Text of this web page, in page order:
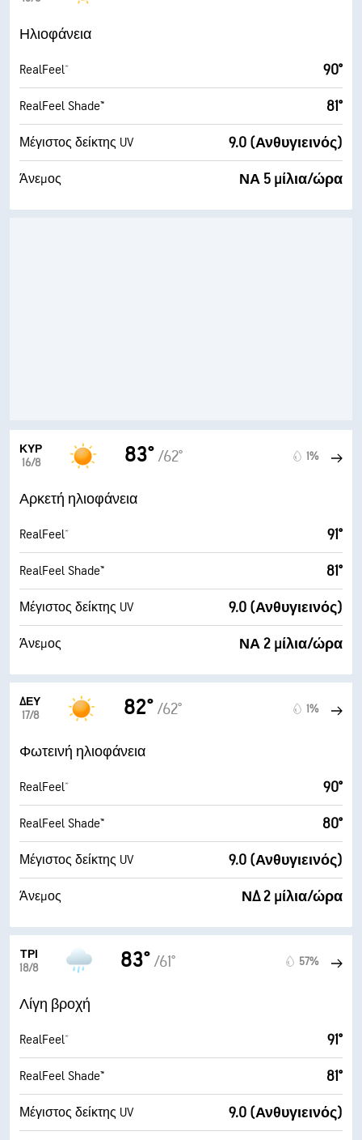
Ηλιοφάνεια
RealFeel® 90°
RealFeel Shade™ 81°
Μέγιστος δείκτης UV 9.0 (Ανθυγιεινός)
Άνεμος ΝΑ 5 μίλια/ώρα
ΚΥΡ
16/8
83° /62° 1%
Αρκετή ηλιοφάνεια
RealFeel® 91°
RealFeel Shade™ 81°
Μέγιστος δείκτης UV 9.0 (Ανθυγιεινός)
Άνεμος ΝΑ 2 μίλια/ώρα
ΔΕΥ
17/8
82° /62° 1%
Φωτεινή ηλιοφάνεια
RealFeel® 90°
RealFeel Shade™ 80°
Μέγιστος δείκτης UV 9.0 (Ανθυγιεινός)
Άνεμος ΝΔ 2 μίλια/ώρα
ΤΡΊ
18/8
83° /61° 57%
Λίγη βροχή
RealFeel® 91°
RealFeel Shade™ 81°
Μέγιστος δείκτης UV 9.0 (Ανθυγιεινός)